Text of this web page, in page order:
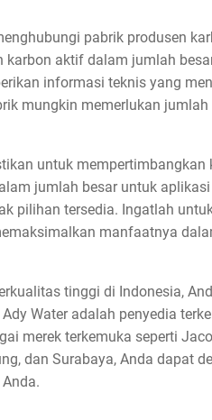
pabrik produsen
aktif dalam jumlah
informasi teknis yang
mungkin memerlukan
untuk mempertimbangkan
jumlah besar untuk
pilihan tersedia. Ingatlah
manfaatnya
tinggi di Indonesia,
Water adalah penyedia
merek terkemuka seperti
dan Surabaya, Anda dapat